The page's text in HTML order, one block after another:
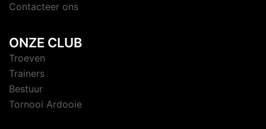
Contacteer ons
ONZE CLUB
Troeven
Trainers
Bestuur
Tornooi Ardooie